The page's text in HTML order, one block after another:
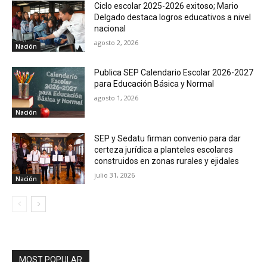
Nación
Ciclo escolar 2025-2026 exitoso; Mario
Delgado destaca logros educativos a nivel
nacional
agosto 2, 2026
Nación
Publica SEP Calendario Escolar 2026-2027
para Educación Básica y Normal
agosto 1, 2026
Nación
SEP y Sedatu firman convenio para dar
certeza jurídica a planteles escolares
construidos en zonas rurales y ejidales
julio 31, 2026
MOST POPULAR